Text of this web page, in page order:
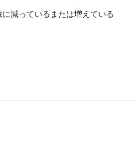
減っているまたは増えている